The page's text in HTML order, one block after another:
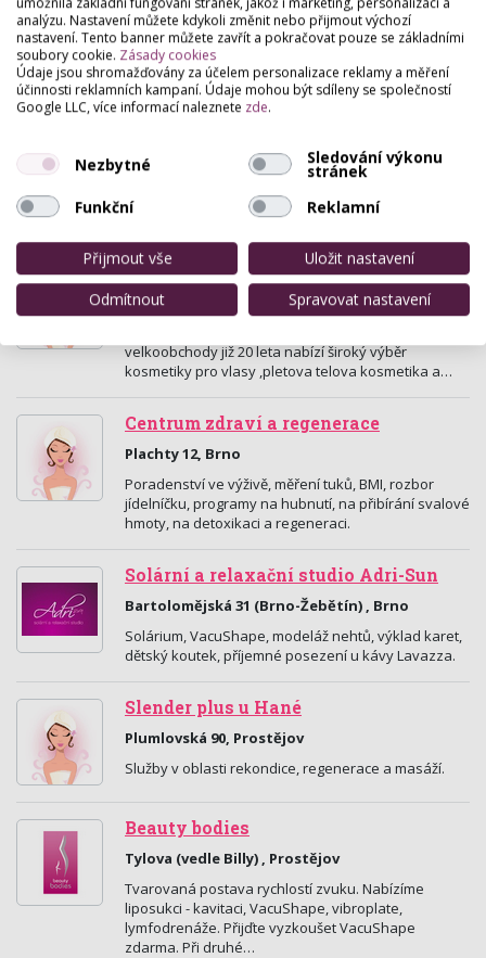
PP studio Brno, Horní Heršpice
Studio vybavené profesionálními stroji Power Plate
Pro5. Revoluce ve fitness! 30 minut tréninku na
Power Plate=1,5 hod.běžného cvičení Novinka:
Vacu…
Rosaimpex s.r.o.
Bezručova 15, Šlapanice (Brno-Venkov)
velkoobchody již 20 leta nabízí široký výběr
kosmetiky pro vlasy ,pletova telova kosmetika a…
Centrum zdraví a regenerace
Plachty 12, Brno
Poradenství ve výživě, měření tuků, BMI, rozbor
jídelníčku, programy na hubnutí, na přibírání svalové
hmoty, na detoxikaci a regeneraci.
Solární a relaxační studio Adri-Sun
Bartolomějská 31 (Brno-Žebětín) , Brno
Solárium, VacuShape, modeláž nehtů, výklad karet,
dětský koutek, příjemné posezení u kávy Lavazza.
Slender plus u Hané
Plumlovská 90, Prostějov
Služby v oblasti rekondice, regenerace a masáží.
Beauty bodies
Tylova (vedle Billy) , Prostějov
Tvarovaná postava rychlostí zvuku. Nabízíme
liposukci - kavitaci, VacuShape, vibroplate,
lymfodrenáže. Přijďte vyzkoušet VacuShape
zdarma. Při druhé…
analýzu. Nastavení můžete kdykoli změnit nebo přijmout výchozí
nastavení. Tento banner můžete zavřít a pokračovat pouze se základními
soubory cookie. Zásady cookies
Údaje jsou shromažďovány za účelem personalizace reklamy a měření
účinnosti reklamních kampaní. Údaje mohou být sdíleny se společností
Google LLC, více informací naleznete zde.
Nezbytné Sledování výkonu
stránek
Funkční
Reklamní
Přijmout vše
Uložit nastavení
Odmítnout
Spravovat nastavení